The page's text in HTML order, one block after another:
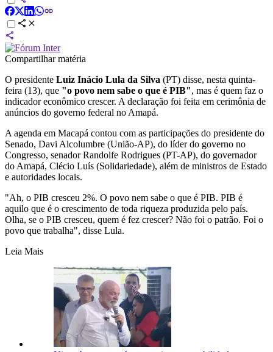
Compartilhar matéria
O presidente Luiz Inácio Lula da Silva (PT) disse, nesta quinta-
feira (13), que "o povo nem sabe o que é PIB", mas é quem faz o
indicador econômico crescer. A declaração foi feita em cerimônia de
anúncios do governo federal no Amapá.
A agenda em Macapá contou com as participações do presidente do
Senado, Davi Alcolumbre (União-AP), do líder do governo no
Congresso, senador Randolfe Rodrigues (PT-AP), do governador
do Amapá, Clécio Luís (Solidariedade), além de ministros de Estado
e autoridades locais.
"Ah, o PIB cresceu 2%. O povo nem sabe o que é PIB. PIB é
aquilo que é o crescimento de toda riqueza produzida pelo país.
Olha, se o PIB cresceu, quem é fez crescer? Não foi o patrão. Foi o
povo que trabalha", disse Lula.
Leia Mais